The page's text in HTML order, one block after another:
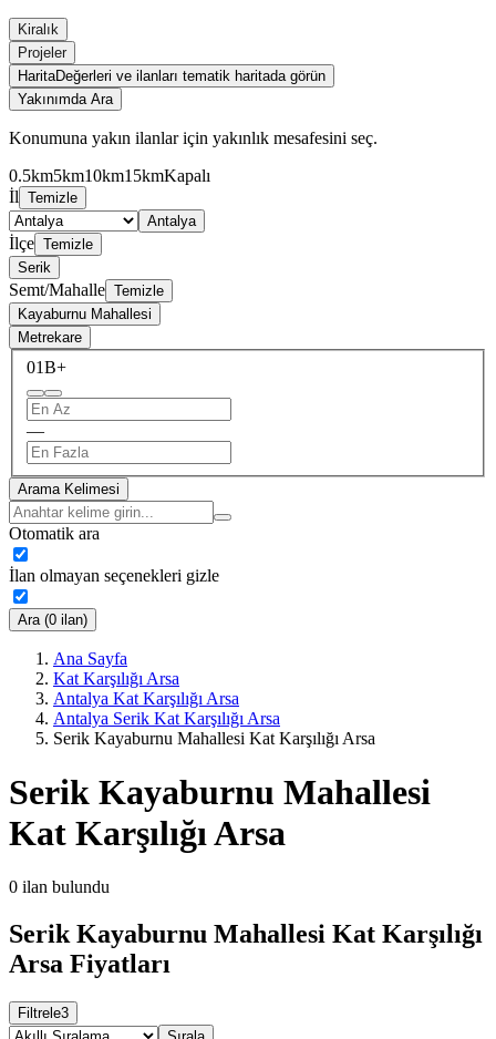
Kiralık
Projeler
HaritaDeğerleri ve ilanları tematik haritada görün
Yakınımda Ara
Konumuna yakın ilanlar için yakınlık mesafesini seç.
0.5km5km10km15kmKapalı
İl Temizle
Antalya
İlçe Temizle
Serik
Semt/Mahalle Temizle
Kayaburnu Mahallesi
Metrekare
01B+
—
Arama Kelimesi
Otomatik ara
İlan olmayan seçenekleri gizle
Ara (0 ilan)
Ana Sayfa
Kat Karşılığı Arsa
Antalya Kat Karşılığı Arsa
Antalya Serik Kat Karşılığı Arsa
Serik Kayaburnu Mahallesi Kat Karşılığı Arsa
Serik Kayaburnu Mahallesi
Kat Karşılığı Arsa
0 ilan bulundu
Serik Kayaburnu Mahallesi Kat Karşılığı
Arsa Fiyatları
Filtrele3